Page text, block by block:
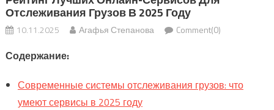
Отслеживания Грузов В 2025 Году
10.11.2025 Агафья Степанова Comment(0)
Содержание:
Современные системы отслеживания грузов: что
умеют сервисы в 2025 году